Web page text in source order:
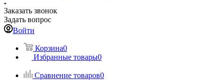
Заказать звонок
Задать вопрос
Войти
Корзина0
Избранные товары0
Сравнение товаров0